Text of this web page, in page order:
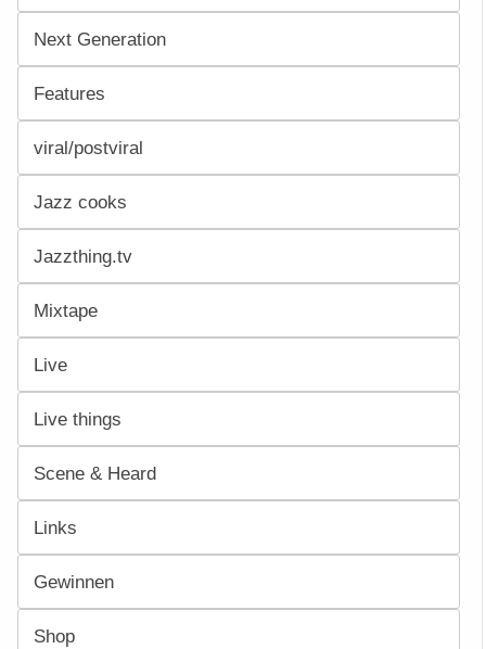
Next Generation
Features
viral/postviral
Jazz cooks
Jazzthing.tv
Mixtape
Live
Live things
Scene & Heard
Links
Gewinnen
Shop